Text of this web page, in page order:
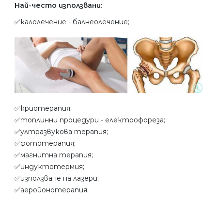
Най-често използвани:
✅калолечение - балнеолечение;
✅криотерапия;
✅топлинни процедури - електрофореза;
✅ултразвукова терапия;
✅фототерапия;
✅магнитна терапия;
✅индуктотермия;
✅използване на лазери;
✅аеройонотерапия.